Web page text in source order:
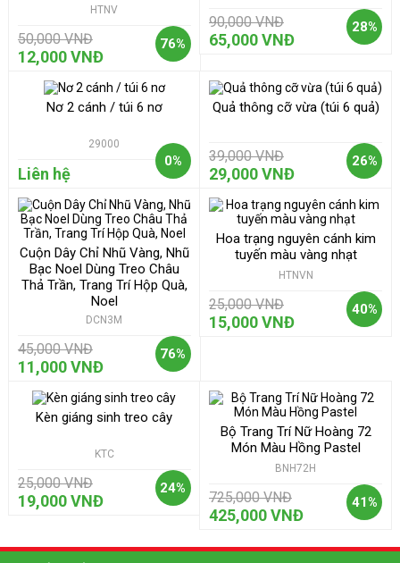
76%
HTNV
50,000 VNĐ
12,000 VNĐ
28%
90,000 VNĐ
65,000 VNĐ
0%
Nơ 2 cánh / túi 6 nơ
29000
Liên hệ
26%
Quả thông cỡ vừa (túi 6 quả)
39,000 VNĐ
29,000 VNĐ
76%
Cuộn Dây Chỉ Nhũ Vàng, Nhũ
Bạc Noel Dùng Treo Châu
Thả Trần, Trang Trí Hộp Quà,
Noel
DCN3M
45,000 VNĐ
11,000 VNĐ
40%
Hoa trạng nguyên cánh kim
tuyến màu vàng nhạt
HTNVN
25,000 VNĐ
15,000 VNĐ
24%
Kèn giáng sinh treo cây
KTC
25,000 VNĐ
19,000 VNĐ 41%
Bộ Trang Trí Nữ Hoàng 72
Món Màu Hồng Pastel
BNH72H
725,000 VNĐ
425,000 VNĐ